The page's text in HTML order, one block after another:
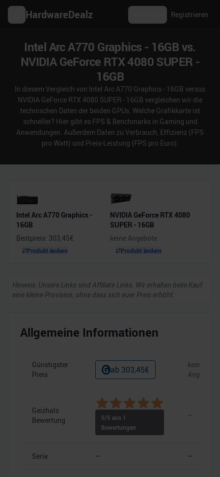
HardwareDealz Registrieren
Intel Arc A770 Graphics - 16GB vs.
NVIDIA GeForce RTX 4080 SUPER -
16GB
In diesem Vergleich von Intel Arc A770 Graphics - 16GB versus
NVIDIA GeForce RTX 4080 SUPER - 16GB vergleichen wir die
technischen Daten der beiden GPUs. Welche Grafikkarte ist
schneller? Hier gibt es FPS & Benchmarks in Gaming und
Anwendungen. Außerdem Daten zu Verbrauch, Effizienz (FPS
pro Watt) und Preis-Leistung (FPS pro Euro).
Intel Arc A770 Graphics -
16GB
Bestpreis: 303,45€
Produkt ändern
NVIDIA GeForce RTX 4080
SUPER - 16GB
keine Angebote
Produkt ändern
Hinweis: Unsere Links sind Affiliate Links. Wir erhalten beim Kauf
eine kleine Provision, ohne dass sich euer Preis erhöht.
Allgemeine Informationen
Günstigster
Preis
ab 303,45€
keine
Angebote
Geizhals
Bewertung
5/5 aus 1
Bewertungen
–
Serie – –